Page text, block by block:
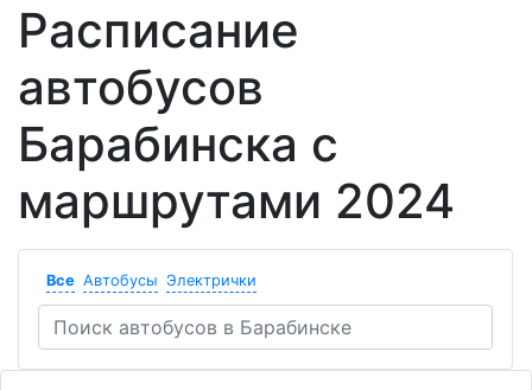
Расписание
автобусов
Барабинска с
маршрутами 2024
Все Автобусы Электрички